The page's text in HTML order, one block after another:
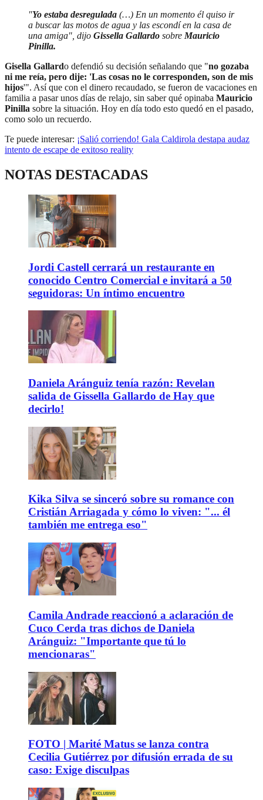
"Yo estaba desregulada (…) En un momento él quiso ir
a buscar las motos de agua y las escondí en la casa de
una amiga", dijo Gissella Gallardo sobre Mauricio
Pinilla.
Gisella Gallardo defendió su decisión señalando que "no gozaba
ni me reía, pero dije: 'Las cosas no le corresponden, son de mis
hijos'". Así que con el dinero recaudado, se fueron de vacaciones en
familia a pasar unos días de relajo, sin saber qué opinaba Mauricio
Pinilla sobre la situación. Hoy en día todo esto quedó en el pasado,
como solo un recuerdo.
Te puede interesar: ¡Salió corriendo! Gala Caldirola destapa audaz
intento de escape de exitoso reality
NOTAS DESTACADAS
Jordi Castell cerrará un restaurante en
conocido Centro Comercial e invitará a 50
seguidoras: Un íntimo encuentro
Daniela Aránguiz tenía razón: Revelan
salida de Gissella Gallardo de Hay que
decirlo!
Kika Silva se sinceró sobre su romance con
Cristián Arriagada y cómo lo viven: "... él
también me entrega eso"
Camila Andrade reaccionó a aclaración de
Cuco Cerda tras dichos de Daniela
Aránguiz: "Importante que tú lo
mencionaras"
FOTO | Marité Matus se lanza contra
Cecilia Gutiérrez por difusión errada de su
caso: Exige disculpas